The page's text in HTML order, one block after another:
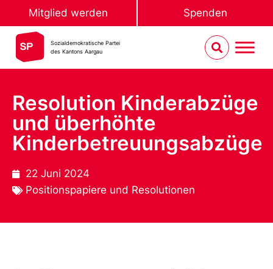
Mitglied werden Spenden
Sozialdemokratische Partei
des Kantons Aargau
Resolution Kinderabzüge
und überhöhte
Kinderbetreuungsabzüge
22 Juni 2024
Positionspapiere und Resolutionen